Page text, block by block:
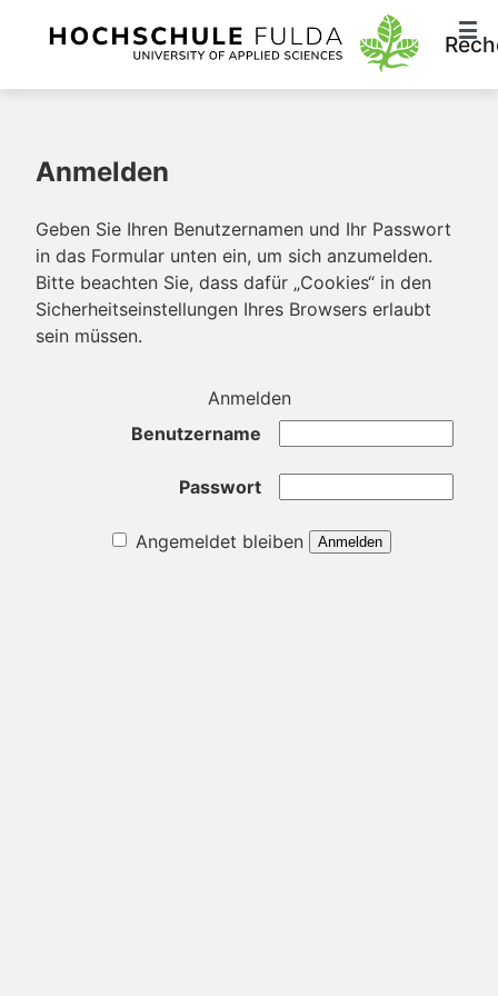
Anmelden
Geben Sie Ihren Benutzernamen und Ihr Passwort
in das Formular unten ein, um sich anzumelden.
Bitte beachten Sie, dass dafür „Cookies“ in den
Sicherheitseinstellungen Ihres Browsers erlaubt
sein müssen.
Anmelden
Benutzername
Passwort
Angemeldet bleiben Anmelden